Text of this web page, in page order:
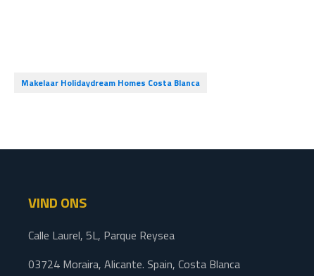
Makelaar Holidaydream Homes Costa Blanca
VIND ONS
Calle Laurel, 5L, Parque Reysea
03724 Moraira, Alicante. Spain, Costa Blanca